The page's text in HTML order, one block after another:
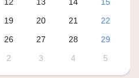
19 20 21
22
26 27 28
29
2 3 4 5